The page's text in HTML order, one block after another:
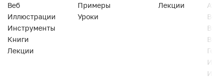
Веб
Иллюстрации
Инструменты
Книги
Лекции
Примеры
Уроки
Лекции
Веб